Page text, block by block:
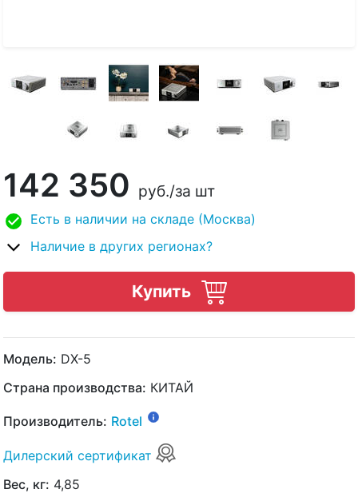
142 350 руб./за шт
Есть в наличии на складе (Москва)
Наличие в других регионах?
Купить
Модель: DX-5
Страна производства: КИТАЙ
Производитель: Rotel
Дилерский сертификат
Вес, кг: 4,85